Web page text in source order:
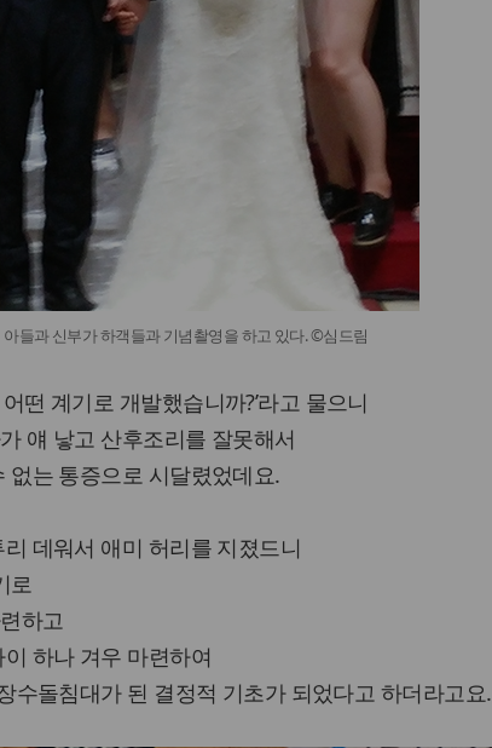
들과 신부가 하객들과 기념촬영을 하고 있다. ©심드림
떤 계기로 개발했습니까?’라고 물으니
얘 낳고 산후조리를 잘못해서
없는 통증으로 시달렸었데요.
데워서 애미 허리를 지졌드니
로
하고
하나 겨우 마련하여
수돌침대가 된 결정적 기초가 되었다고 하더라고요.